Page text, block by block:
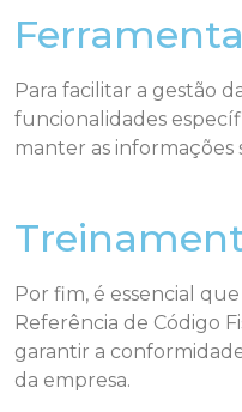
Para facilitar a gestão
funcionalidades
manter as
Por fim, é essencial
Referência de Código
garantir a
da empresa.